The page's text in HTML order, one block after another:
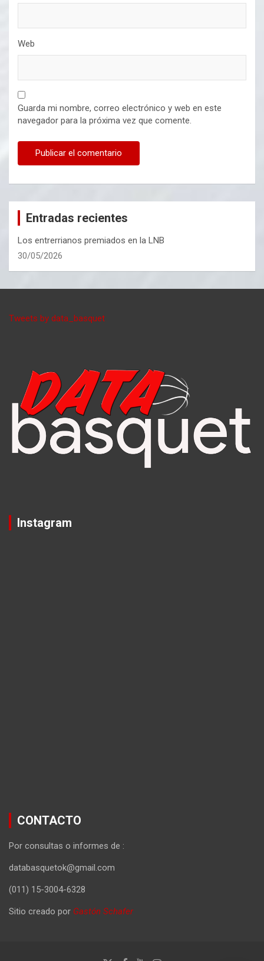
Web
Guarda mi nombre, correo electrónico y web en este
navegador para la próxima vez que comente.
Entradas recientes
Los entrerrianos premiados en la LNB
30/05/2026
Tweets by data_basquet
Instagram
CONTACTO
Por consultas o informes de :
databasquetok@gmail.com
(011) 15-3004-6328
Sitio creado por Gastón Schafer